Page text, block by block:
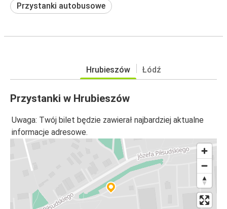
Przystanki autobusowe
Hrubieszów Łódź
Przystanki w Hrubieszów
Uwaga: Twój bilet będzie zawierał najbardziej aktualne
informacje adresowe.